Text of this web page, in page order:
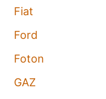
Fiat
Ford
Foton
GAZ